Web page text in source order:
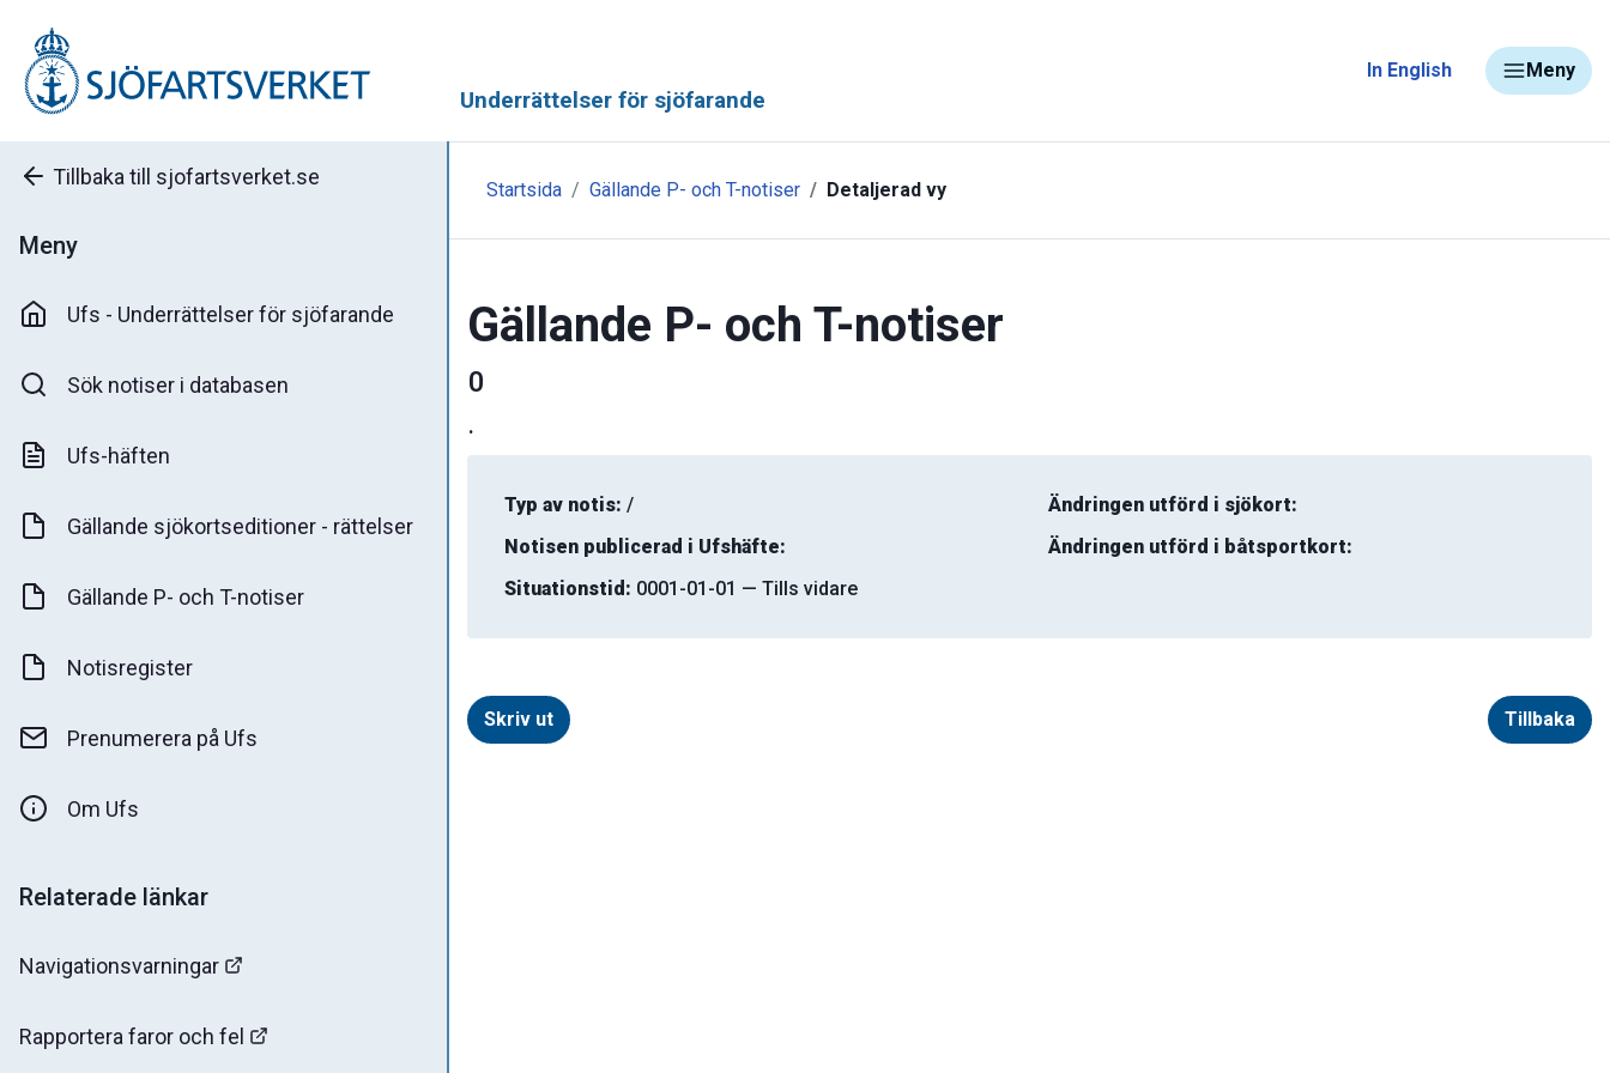
Underrättelser för sjöfarande
In English Meny
Tillbaka till sjofartsverket.se
Meny
Ufs - Underrättelser för sjöfarande
Sök notiser i databasen
Ufs-häften
Gällande sjökortseditioner - rättelser
Gällande P- och T-notiser
Notisregister
Prenumerera på Ufs
Om Ufs
Relaterade länkar
Navigationsvarningar
Rapportera faror och fel
Startsida Gällande P- och T-notiser Detaljerad vy
Gällande P- och T-notiser
0
.
Typ av notis: /
Notisen publicerad i Ufshäfte:
Situationstid: 0001-01-01 — Tills vidare
Ändringen utförd i sjökort:
Ändringen utförd i båtsportkort:
Skriv ut Tillbaka